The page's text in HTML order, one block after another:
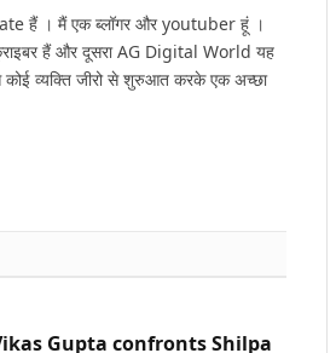
हैं । मैं एक ब्लॉगर और youtuber हूं ।
हैं और दूसरा AG Digital World यह
कोई व्यक्ति जीरो से शुरुआत करके एक अच्छा
Gupta confronts Shilpa